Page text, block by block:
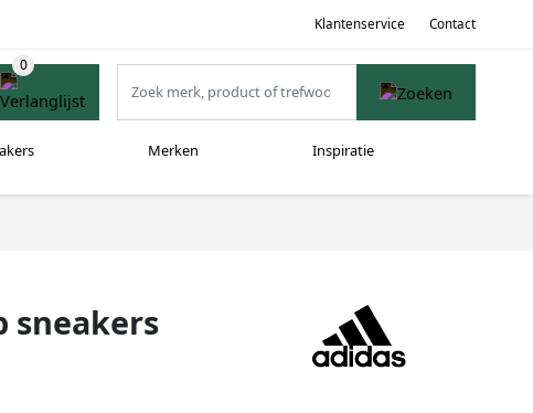
Klantenservice Contact
Merken Inspiratie
sneakers